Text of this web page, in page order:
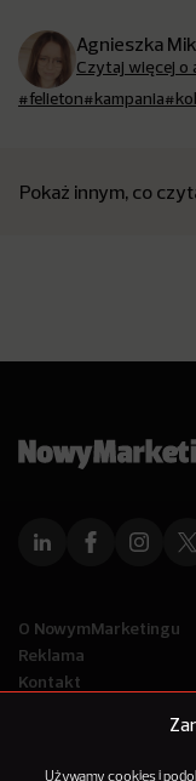
Używamy cookies i
Agnieszka
Czytaj więcej o
#felieton#kampania
Pokaż innym, co
O NowymMarketingu
Reklama
Kontakt